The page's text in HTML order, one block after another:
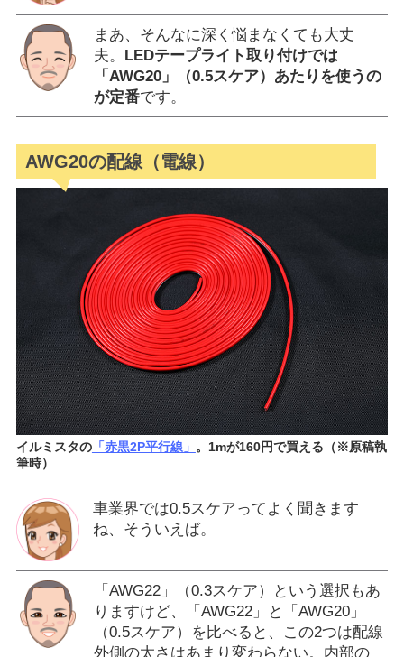
まあ、そんなに深く悩まなくても大丈
夫。 LEDテープライト取り付けでは
「AWG20」（0.5スケア）あたりを使うの
が定番です。
AWG20の配線（電線）
イルミスタの「赤黒2P平行線」 。1mが160円で買える（※原稿執
筆時）
車業界では0.5スケアってよく聞きます
ね、そういえば。
「AWG22」（0.3スケア）という選択もあ
りますけど、「AWG22」と「AWG20」
（0.5スケア）を比べると、この2つは配線
外側の太さはあまり変わらない。内部の